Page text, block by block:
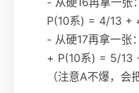
P(10系) = 4/13 +
- 从硬17再拿一张
+ P(10系) = 5/13
（注意A不爆，会